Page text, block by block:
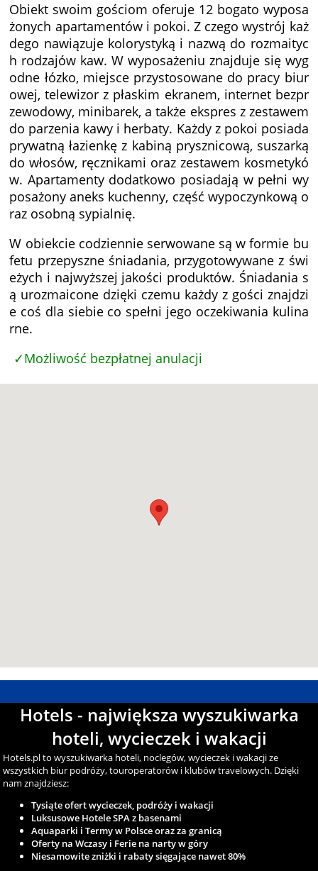
Obiekt swoim gościom oferuje 12 bogato wyposa
żonych apartamentów i pokoi. Z czego wystrój każ
dego nawiązuje kolorystyką i nazwą do rozmaityc
h rodzajów kaw. W wyposażeniu znajduje się wyg
odne łózko, miejsce przystosowane do pracy biur
owej, telewizor z płaskim ekranem, internet bezpr
zewodowy, minibarek, a także ekspres z zestawem
do parzenia kawy i herbaty. Każdy z pokoi posiada
prywatną łazienkę z kabiną prysznicową, suszarką
do włosów, ręcznikami oraz zestawem kosmetykó
w. Apartamenty dodatkowo posiadają w pełni wy
posażony aneks kuchenny, część wypoczynkową o
raz osobną sypialnię.
W obiekcie codziennie serwowane są w formie bu
fetu przepyszne śniadania, przygotowywane z świ
eżych i najwyższej jakości produktów. Śniadania s
ą urozmaicone dzięki czemu każdy z gości znajdzi
e coś dla siebie co spełni jego oczekiwania kulina
rne.
Możliwość bezpłatnej anulacji
Hotels - największa wyszukiwarka
hoteli, wycieczek i wakacji
Hotels.pl to wyszukiwarka hoteli, noclegów, wycieczek i wakacji ze
wszystkich biur podróży, touroperatorów i klubów travelowych. Dzięki
nam znajdziesz:
Tysiąte ofert wycieczek, podróży i wakacji
Luksusowe Hotele SPA z basenami
Aquaparki i Termy w Polsce oraz za granicą
Oferty na Wczasy i Ferie na narty w góry
Niesamowite zniżki i rabaty sięgające nawet 80%